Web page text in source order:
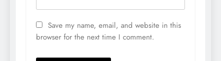
Save my name, email, and website in this
browser for the next time I comment.